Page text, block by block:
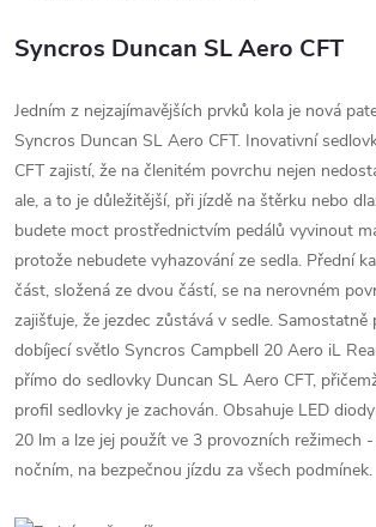
Syncros Duncan SL Aero CFT
Jedním z nejzajímavějších prvků kola je nová
Syncros Duncan SL Aero CFT. Inovativní
CFT zajistí, že na členitém povrchu nejen
ale, a to je důležitější, při jízdě na štěrku nebo
budete moct prostřednictvím pedálů vyvinout
protože nebudete vyhazování ze sedla. Přední
část, složená ze dvou částí, se na nerovném
zajišťuje, že jezdec zůstává v sedle. Samostatně
dobíjecí světlo Syncros Campbell 20 Aero iL
přímo do sedlovky Duncan SL Aero CFT,
profil sedlovky je zachován. Obsahuje LED
20 lm a lze jej použít ve 3 provozních režimech
nočním, na bezpečnou jízdu za všech podmínek.